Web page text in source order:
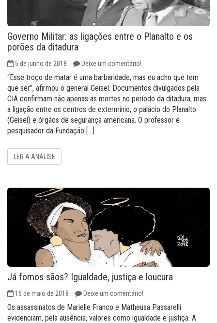
Governo Militar: as ligações entre o Planalto e os
porões da ditadura
5 de junho de 2018 Deixe um comentário!
“Esse troço de matar é uma barbaridade, mas eu acho que tem
que ser”, afirmou o general Geisel. Documentos divulgados pela
CIA confirmam não apenas as mortes no período da ditadura, mas
a ligação entre os centros de extermínio, o palácio do Planalto
(Geisel) e órgãos de segurança americana. O professor e
pesquisador da Fundação […]
LER A ANÁLISE
Já fomos sãos? Igualdade, justiça e loucura
16 de maio de 2018 Deixe um comentário!
Os assassinatos de Marielle Franco e Matheusa Passarelli
evidenciam, pela ausência, valores como igualdade e justiça. A